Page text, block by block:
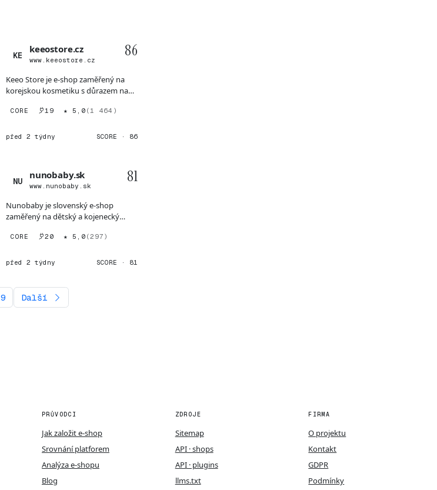
KE
keeostore.cz
www.keeostore.cz
86
Keeo Store je e-shop zaměřený na
korejskou kosmetiku s důrazem na
CORE 19 ★ 5,0 (1 464)
před 2 týdny SCORE · 86
NU
nunobaby.sk
www.nunobaby.sk
81
Nunobaby je slovenský e-shop
zaměřený na dětský a kojenecký
CORE 20 ★ 5,0 (297)
před 2 týdny SCORE · 81
9 Další
PRŮVODCI
Jak založit e-shop
Srovnání platforem
Analýza e-shopu
Blog
ZDROJE
Sitemap
API · shops
API · plugins
llms.txt
FIRMA
O projektu
Kontakt
GDPR
Podmínky